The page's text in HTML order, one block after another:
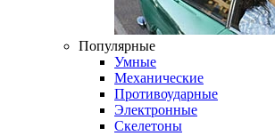
Популярные
Умные
Механические
Противоударные
Электронные
Скелетоны